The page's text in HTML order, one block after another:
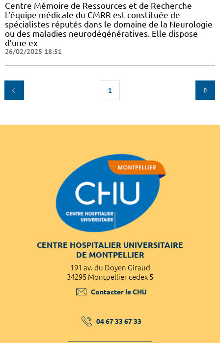
Centre Mémoire de Ressources et de Recherche
L'équipe médicale du CMRR est constituée de
spécialistes réputés dans le domaine de la Neurologie
ou des maladies neurodégénératives. Elle dispose
d’une ex
26/02/2025 18:51
1
CENTRE HOSPITALIER UNIVERSITAIRE
DE MONTPELLIER
191 av. du Doyen Giraud
34295 Montpellier cedex 5
Contacter le CHU
04 67 33 67 33